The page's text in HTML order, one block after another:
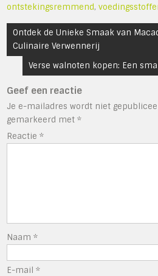
ontstekingsremmend,
Bericht
navigatie
Ontdek de Unieke Smaak van
Culinaire Verwennerij
Verse walnoten kopen: Een
Geef een reactie
Je e-mailadres wordt niet
gemarkeerd met*
Reactie*
Naam*
E-mail*